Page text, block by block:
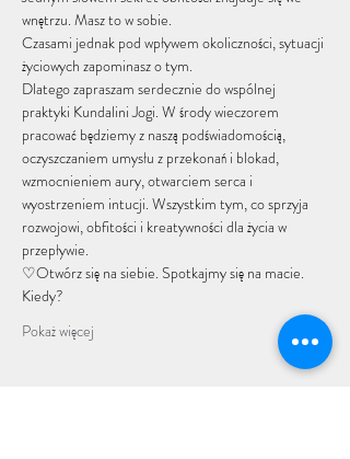
wnętrzu. Masz to w sobie.
Czasami jednak pod wpływem okoliczności, sytuacji
życiowych zapominasz o tym.
Dlatego zapraszam serdecznie do wspólnej
praktyki Kundalini Jogi. W środy wieczorem
pracować będziemy z naszą podświadomością,
oczyszczaniem umysłu z przekonań i blokad,
wzmocnieniem aury, otwarciem serca i
wyostrzeniem intucji. Wszystkim tym, co sprzyja
rozwojowi, obfitości i kreatywności dla życia w
przepływie.
♡Otwórz się na siebie. Spotkajmy się na macie.
Kiedy?
Pokaż więcej